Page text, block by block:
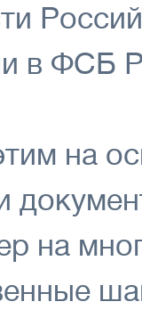
в ФСБ
на
на